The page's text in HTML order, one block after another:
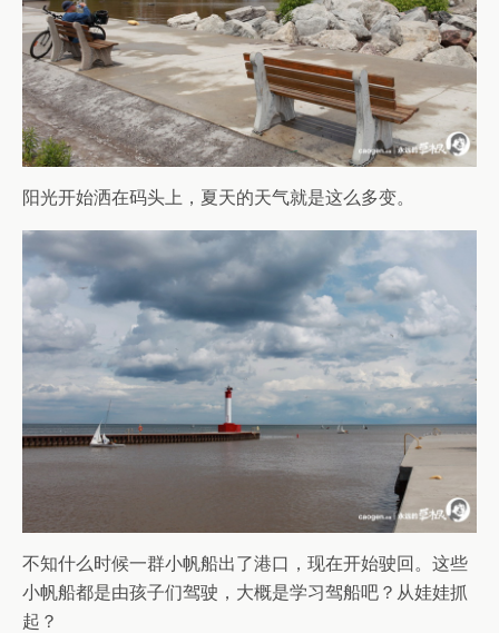
阳光开始洒在码头上，夏天的天气就是这么多变。
不知什么时候一群小帆船出了港口，现在开始驶回。这些
小帆船都是由孩子们驾驶，大概是学习驾船吧？从娃娃抓
起？